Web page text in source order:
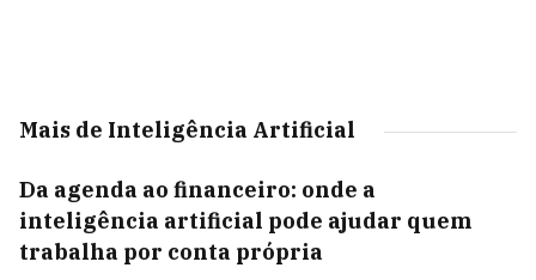
Mais de Inteligência Artificial
Da agenda ao financeiro: onde a
inteligência artificial pode ajudar quem
trabalha por conta própria